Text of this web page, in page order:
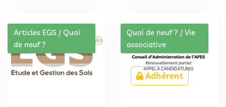
Articles EGS / Quoi
de neuf ?
Quoi de neuf ? / Vie
associative
Adhérent